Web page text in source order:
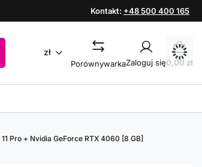
Kontakt: +48 500 400 165
zł
PorównywarkaZaloguj się0,00 zł
Pro + Nvidia GeForce RTX 4060 [8 GB]